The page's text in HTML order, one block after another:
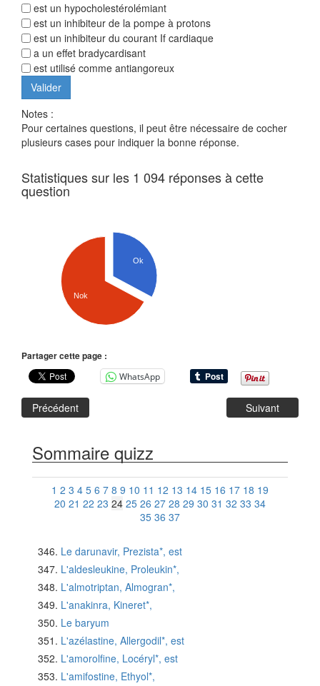
est un hypocholestérolémiant
est un inhibiteur de la pompe à protons
est un inhibiteur du courant If cardiaque
a un effet bradycardisant
est utilisé comme antiangoreux
Notes :
Pour certaines questions, il peut être nécessaire de cocher
plusieurs cases pour indiquer la bonne réponse.
Statistiques sur les 1 094 réponses à cette
question
Ok
Nok
Partager cette page :
WhatsApp
Précédent Suivant
Sommaire quizz
1 2 3 4 5 6 7 8 9 10 11 12 13 14 15 16 17 18 19
20 21 22 23 24 25 26 27 28 29 30 31 32 33 34
35 36 37
Le darunavir, Prezista*, est
L'aldesleukine, Proleukin*,
L'almotriptan, Almogran*,
L'anakinra, Kineret*,
Le baryum
L'azélastine, Allergodil*, est
L'amorolfine, Locéryl*, est
L'amifostine, Ethyol*,